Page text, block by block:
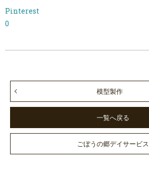
Pinterest
0
模型製作
一覧へ戻る
ごぼうの郷デイサービス